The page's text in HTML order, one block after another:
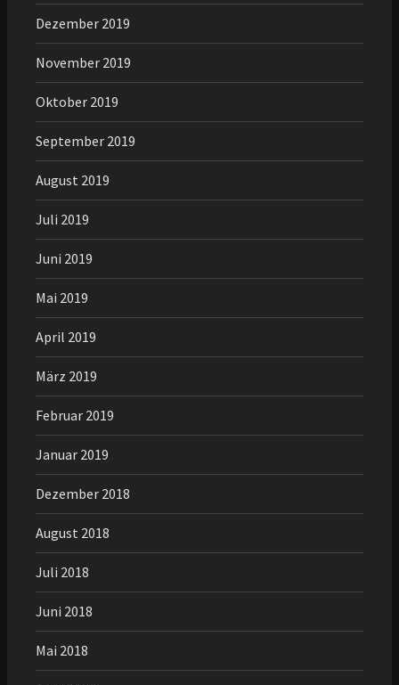
Dezember 2019
November 2019
Oktober 2019
September 2019
August 2019
Juli 2019
Juni 2019
Mai 2019
April 2019
März 2019
Februar 2019
Januar 2019
Dezember 2018
August 2018
Juli 2018
Juni 2018
Mai 2018